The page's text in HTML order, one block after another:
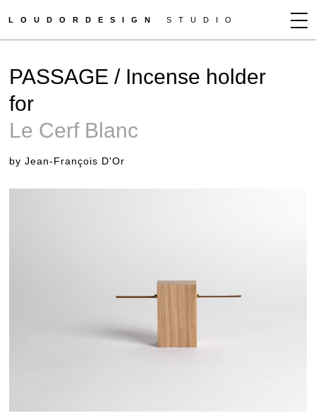
LOUDORDESIGN STUDIO
NEWS
WORKS
CLIENTS
CONTACT
PASSAGE / Incense holder
for
Le Cerf Blanc
by Jean-François D'Or